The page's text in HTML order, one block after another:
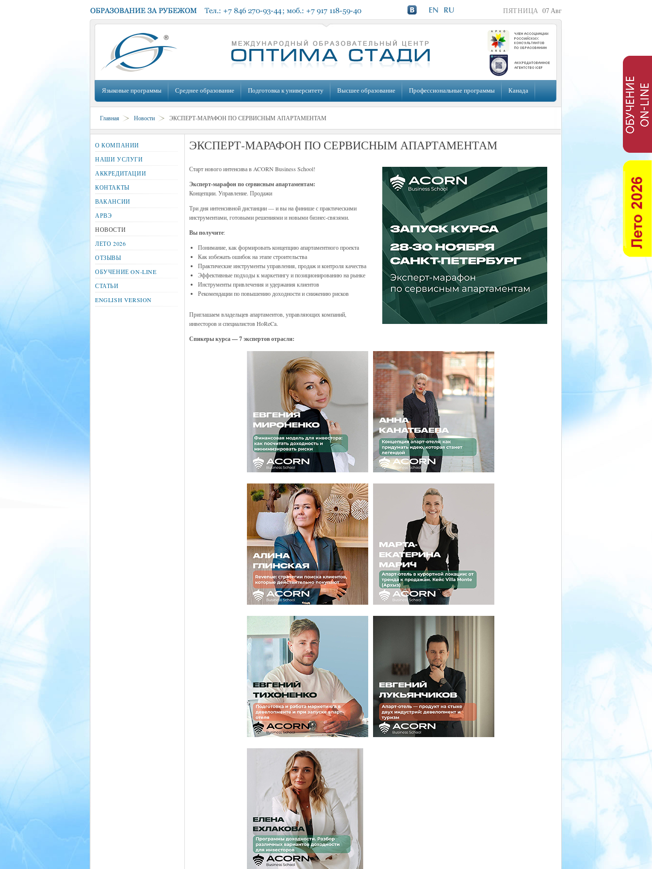
ПЯТНИЦА 07Авг
Языковые программы Среднее образование Подготовка к университету Высшее образование Профессиональные программы Канада
Главная Новости ЭКСПЕРТ-МАРАФОН ПО СЕРВИСНЫМ АПАРТАМЕНТАМ
ЭКСПЕРТ-МАРАФОН ПО СЕРВИСНЫМ АПАРТАМЕНТАМ
Старт нового интенсива в ACORN Business School!
Эксперт-марафон по сервисным апартаментам:
Концепции. Управление. Продажи
Три дня интенсивной дистанции — и вы на финише с практическими
инструментами, готовыми решениями и новыми бизнес-связями.
Вы получите:
Понимание, как формировать концепцию апартаментного проекта
Как избежать ошибок на этапе строительства
Практические инструменты управления, продаж и контроля качества
Эффективные подходы к маркетингу и позиционированию на рынке
Инструменты привлечения и удержания клиентов
Рекомендации по повышению доходности и снижению рисков
Приглашаем владельцев апартаментов, управляющих компаний,
инвесторов и специалистов HoReCa.
Спикеры курса — 7 экспертов отрасли:
О КОМПАНИИ
НАШИ УСЛУГИ
АККРЕДИТАЦИИ
КОНТАКТЫ
ВАКАНСИИ
АРВЭ
НОВОСТИ
ЛЕТО 2026
ОТЗЫВЫ
ОБУЧЕНИЕ ON-LINE
СТАТЬИ
ENGLISH VERSION